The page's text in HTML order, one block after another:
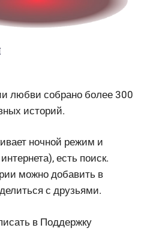
любви собрано более 300
историй.
ночной режим и
есть поиск.
можно добавить в
с друзьями.
в Поддержку